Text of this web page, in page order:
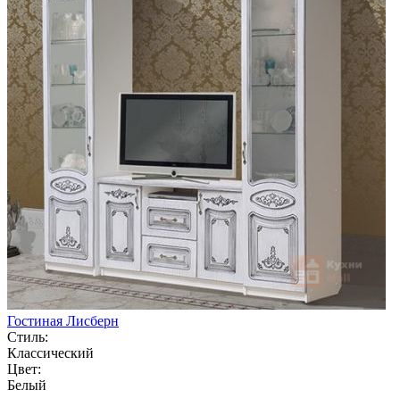
Гостиная Лисберн
Стиль:
Классический
Цвет:
Белый